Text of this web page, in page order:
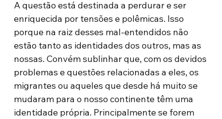
A questão está destinada a perdurar e ser
enriquecida por tensões e polêmicas. Isso
porque na raiz desses mal-entendidos não
estão tanto as identidades dos outros, mas as
nossas. Convém sublinhar que, com os devidos
problemas e questões relacionadas a eles, os
migrantes ou aqueles que desde há muito se
mudaram para o nosso continente têm uma
identidade própria. Principalmente se forem